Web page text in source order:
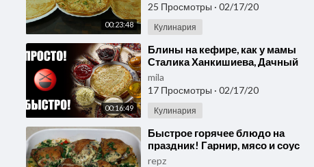
00:23:48
25 Просмотры · 02/17/20
Кулинария
00:16:49
⁣Блины на кефире, как у мамы
Сталика Ханкишиева, Дачный
Ответ, Россия, Узбекистан,
кулинарная книга
mila
17 Просмотры · 02/17/20
Кулинария
⁣Быстрое горячее блюдо на
праздник! Гарнир, мясо и соус
в одном блюде.
repz